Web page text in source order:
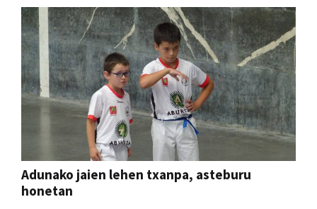
Adunako jaien lehen txanpa, asteburu
honetan